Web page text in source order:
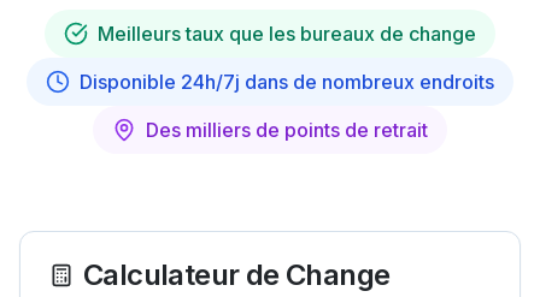
Meilleurs taux que les bureaux de change
Disponible 24h/7j dans de nombreux endroits
Des milliers de points de retrait
Calculateur de Change